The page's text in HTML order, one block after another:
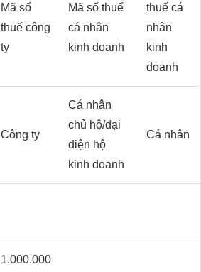
Mã số
thuế công
ty
Mã số thuế
cá nhân
kinh doanh
thuế cá
nhân
kinh
doanh
Công ty
Cá nhân
chủ hộ/đại
diện hộ
kinh doanh
Cá nhân
1.000.000